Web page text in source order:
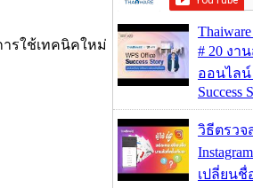
ารใช้เทคนิคใหม่
# 20 งา
ออนไลน์
Success
วิธีตรวจ
เปลี่ยน